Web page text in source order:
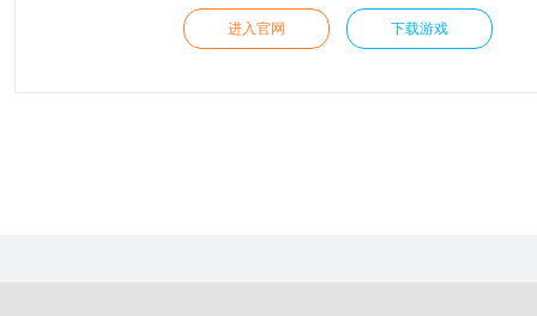
龙子，阎王等中国具有特色文化的角色，游戏专注为玩
式的割草体验，以精致的建模、炫酷的技能以及流畅的
进入官网 下载游戏